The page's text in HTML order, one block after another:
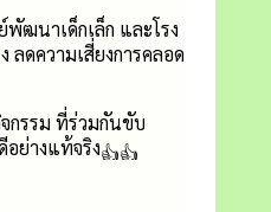
ฒนาเด็กเล็ก และโรง
ดความเสี่ยงการคลอด
กรรม ที่ร่วมกันขับ
ย่างแท้จริง